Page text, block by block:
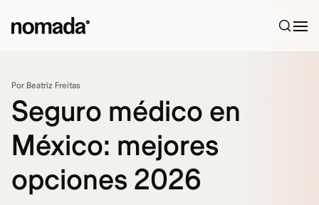
Por Beatriz Freitas
Seguro médico en
México: mejores
opciones 2026